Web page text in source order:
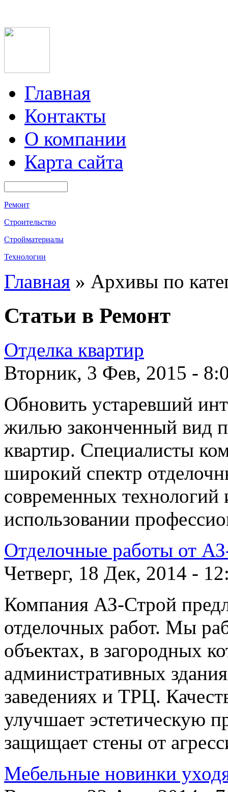
Главная
Контакты
О компании
Карта сайта
Ремонт
Строительство
Стройматериалы
Технологии
Главная » Архивы по
Статьи в Ремонт
Отделка квартир
Вторник, 3 Фев, 2015 -
Обновить устаревший
жилью законченный вид
квартир. Специалисты
широкий спектр
современных технологий
использовании
Отделочные работы от
Четверг, 18 Дек, 2014 -
Компания АЗ-Строй
отделочных работ. Мы
объектах, в загородных
административных
заведениях и ТРЦ.
улучшает эстетическую
защищает стены от
Мебельные новинки